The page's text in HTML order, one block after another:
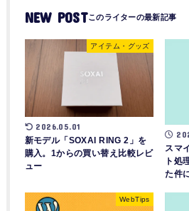
NEW POST
アイテム・グッズ
2026.05.01
新モデル「SOXAI RING 2」を
購入。1からの買い替え比較レビ
ュー
スマ
ト処
た件
WebTips